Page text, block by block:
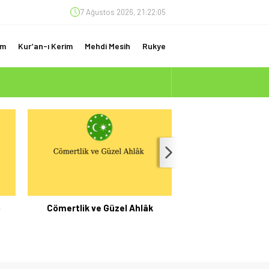
7 Ağustos 2026, 21:22:06
Kur’an-ı Kerim Mehdi Mesih Rukye
Cömertlik ve Güzel Ahlâk